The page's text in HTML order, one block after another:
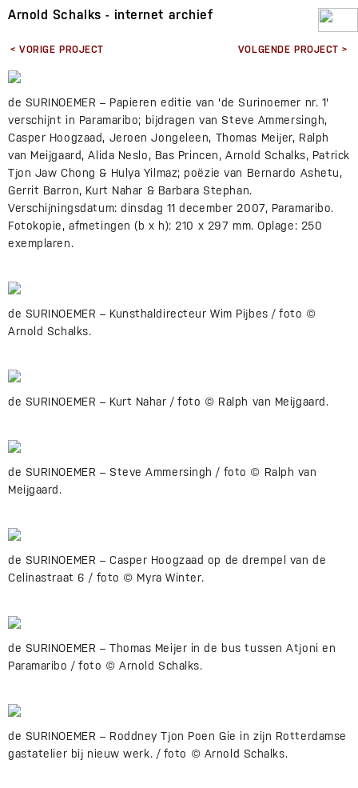
Arnold Schalks - internet archief
< VORIGE PROJECT VOLGENDE PROJECT >
de SURINOEMER – Papieren editie van 'de Surinoemer nr. 1'
verschijnt in Paramaribo; bijdragen van Steve Ammersingh,
Casper Hoogzaad, Jeroen Jongeleen, Thomas Meijer, Ralph
van Meijgaard, Alida Neslo, Bas Princen, Arnold Schalks, Patrick
Tjon Jaw Chong & Hulya Yilmaz; poëzie van Bernardo Ashetu,
Gerrit Barron, Kurt Nahar & Barbara Stephan.
Verschijningsdatum: dinsdag 11 december 2007, Paramaribo.
Fotokopie, afmetingen (b x h): 210 x 297 mm. Oplage: 250
exemplaren.
de SURINOEMER – Kunsthaldirecteur Wim Pijbes / foto ©
Arnold Schalks.
de SURINOEMER – Kurt Nahar / foto © Ralph van Meijgaard.
de SURINOEMER – Steve Ammersingh / foto © Ralph van
Meijgaard.
de SURINOEMER – Casper Hoogzaad op de drempel van de
Celinastraat 6 / foto © Myra Winter.
de SURINOEMER – Thomas Meijer in de bus tussen Atjoni en
Paramaribo / foto © Arnold Schalks.
de SURINOEMER – Roddney Tjon Poen Gie in zijn Rotterdamse
gastatelier bij nieuw werk. / foto © Arnold Schalks.